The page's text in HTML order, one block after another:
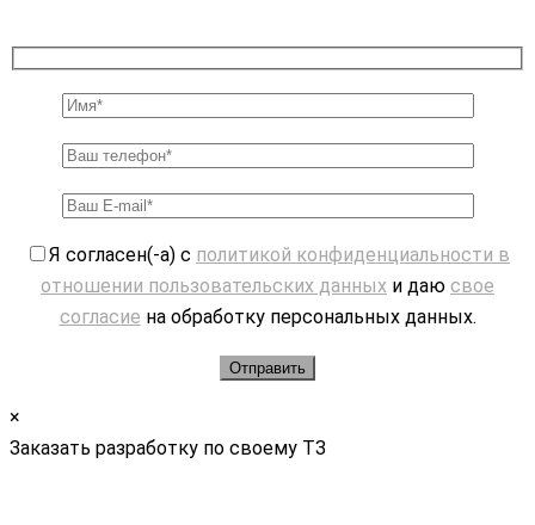
Я согласен(-а) с политикой конфиденциальности в
отношении пользовательских данных и даю свое
согласие на обработку персональных данных.
×
Заказать разработку по своему ТЗ